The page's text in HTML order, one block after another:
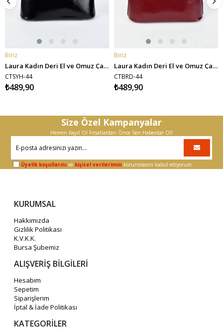
SEPETE EKLE
Biriz
Laura Kadın Deri El ve Omuz Çantası - Siyah
CTSYH-44
₺489,90
SEPETE EKLE
Biriz
Laura Kadın Deri El ve Omuz Çantası - Bordo
CTBRD-44
₺489,90
Size Özel Kampanyalar
Hemen Kayıt Ol Fırsatlardan Önce Sen Haberdar Ol!
Üyelik koşullarını ve kişisel verilerimin korunmasını kabul ediyorum.
KURUMSAL
Hakkımızda
Gizlilik Politikası
K.V.K.K.
Bursa Şubemiz
ALIŞVERİŞ BİLGİLERİ
Hesabım
Sepetim
Siparişlerim
İptal & İade Politikası
KATEGORİLER